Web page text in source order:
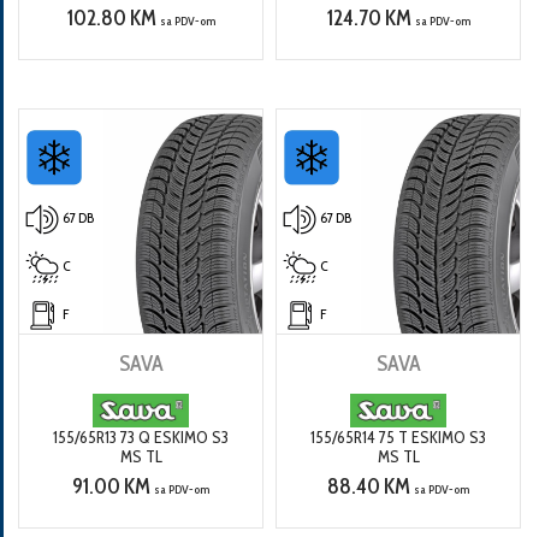
102.80 KM sa PDV-om 124.70 KM sa PDV-om
67 DB
C
F
SAVA
155/65R13 73 Q ESKIMO S3
MS TL
91.00 KM sa PDV-om
67 DB
C
F
SAVA
155/65R14 75 T ESKIMO S3
MS TL
88.40 KM sa PDV-om